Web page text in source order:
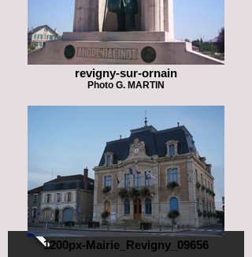
revigny-sur-ornain
Photo G. MARTIN
1200px-Mairie_Revigny_09656